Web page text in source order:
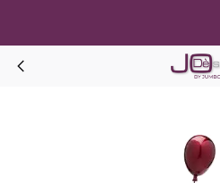
BALLOON BEAR
Informativa sulla raccolta
Le tue preferenze